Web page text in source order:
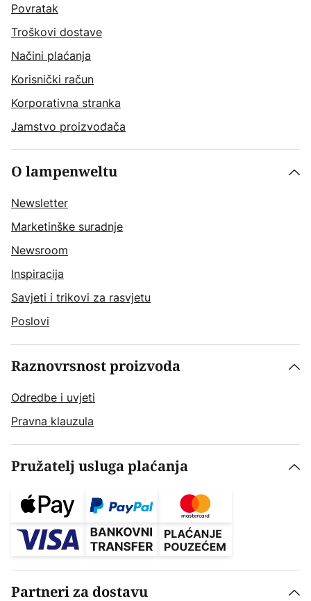
Povratak
Troškovi dostave
Načini plaćanja
Korisnički račun
Korporativna stranka
Jamstvo proizvođača
O lampenweltu
Newsletter
Marketinške suradnje
Newsroom
Inspiracija
Savjeti i trikovi za rasvjetu
Poslovi
Raznovrsnost proizvoda
Odredbe i uvjeti
Pravna klauzula
Pružatelj usluga plaćanja
Partneri za dostavu